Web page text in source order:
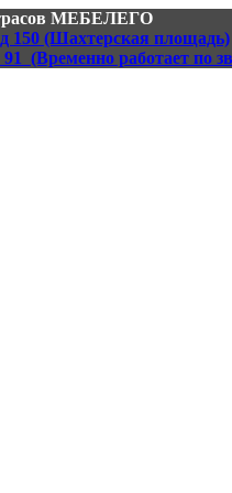
МЕБЕЛЕГО
(Шахтерская площадь)
(Временно работает по